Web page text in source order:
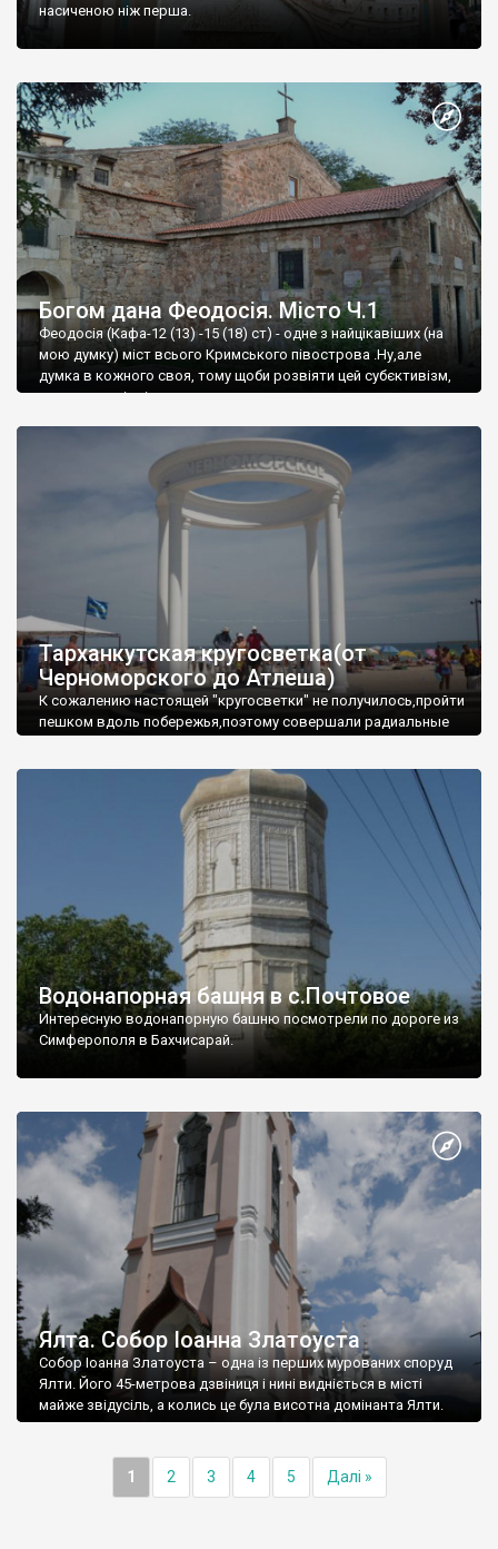
насиченою ніж перша.
Богом дана Феодосія. Місто Ч.1
Феодосія (Кафа-12 (13) -15 (18) ст) - одне з найцікавіших (на
мою думку) міст всього Кримського півострова .Ну,але
думка в кожного своя, тому щоби розвіяти цей субєктивізм,
запрошую відвідати це
Тарханкутская кругосветка(от
Черноморского до Атлеша)
К сожалению настоящей "кругосветки" не получилось,пройти
пешком вдоль побережья,поэтому совершали радиальные
Водонапорная башня в с.Почтовое
Интересную водонапорную башню посмотрели по дороге из
Симферополя в Бахчисарай.
Ялта. Собор Іоанна Златоуста
Собор Іоанна Златоуста – одна із перших мурованих споруд
Ялти. Його 45-метрова дзвіниця і нині видніється в місті
майже звідусіль, а колись це була висотна домінанта Ялти.
1 2 3 4 5 Далі »